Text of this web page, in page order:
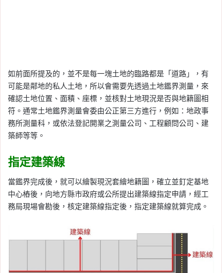
如前面所提及的，並不是每一塊土地的臨路都是「道路」，有
可能是鄰地的私人土地，所以會需要先透過土地鑑界測量，來
確認土地位置、面積、座標，並核對土地現況是否與地籍圖相
符。通常土地鑑界測量會委由公正第三方進行，例如：地政事
務所測量科，或依法登記開業之測量公司、工程顧問公司、建
築師等等。
指定建築線
當鑑界完成後，就可以繪製現況套繪地籍圖，確立並釘定基地
中心樁後，向地方縣市政府或公所提出建築線指定申請，經工
務局現場會勘後，核定建築線指定後，指定建築線就算完成。